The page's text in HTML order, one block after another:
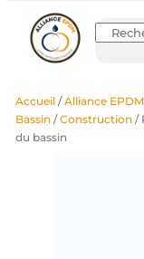
o
o
k
b
Accueil/Alliance
Bassin/Construction/
du bassin